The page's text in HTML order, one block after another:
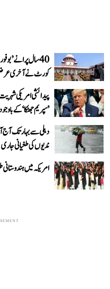
40 سال پرانے
کورٹ نے آخری
پیدائشی امریکی
’سپریم جھٹکا‘ کے باوجود 2 احکامات پر کیے
دہلی سے بہار تک آج
ندیوں کی طغیانی جاری
امریکہ میں ہندوستانی طلباء